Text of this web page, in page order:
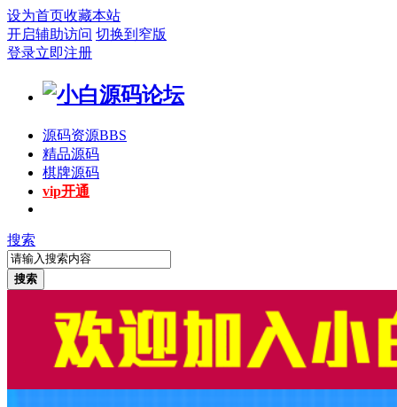
设为首页收藏本站
开启辅助访问 切换到窄版
登录立即注册
源码资源BBS
精品源码
棋牌源码
vip开通
搜索
搜索